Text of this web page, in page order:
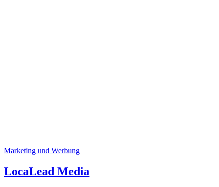
Marketing und Werbung
LocaLead Media